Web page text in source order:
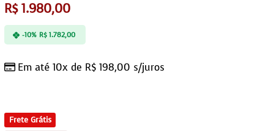
R$1.980,00
Em até 10x de R$ 198,00 s/juros
-10% R$1.782,00
Frete Grátis